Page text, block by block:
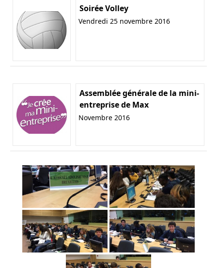
Soirée Volley
Vendredi 25 novembre 2016
Assemblée générale de la mini-
entreprise de Max
Novembre 2016